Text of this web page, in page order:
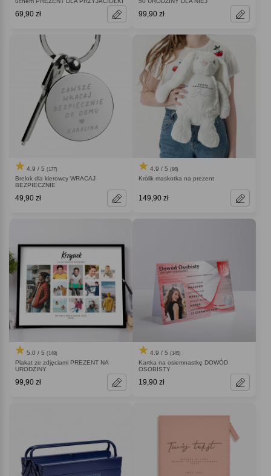
69,90 zł 99,90 zł
4.9 / 5 (177)
Brelok dla kierowcy WRACAJ
BEZPIECZNIE
49,90 zł
4.9 / 5 (86)
Królik maskotka na prezent
149,90 zł
5.0 / 5 (148)
Plakat ze zdjęciami PREZENT NA
URODZINY
99,90 zł
4.9 / 5 (145)
Kartka na osiemnastkę DOWÓD
OSOBISTY
19,90 zł